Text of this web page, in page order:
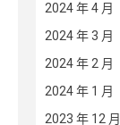
2024 年 4 月
2024 年 3 月
2024 年 2 月
2024 年 1 月
2023 年 12 月